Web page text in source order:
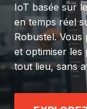
IoT basée sur
en temps réel
Robustel.
et optimiser
tout lieu, sans